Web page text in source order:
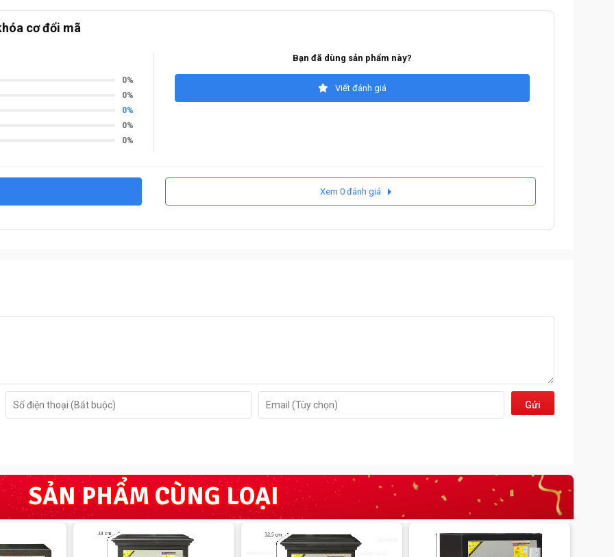
ý muốn của khách hàng, bảo mật an toàn, bền bỉ nhất
cấp được nhập khẩu, ở giữa 2 lớp thép siêu cường
cơ đổi mã
0%
0%
0%
0%
0%
Bạn đã dùng sản phẩm này?
Viết đánh giá
Xem 0 đánh giá
Gửi
SẢN PHẨM CÙNG LOẠI